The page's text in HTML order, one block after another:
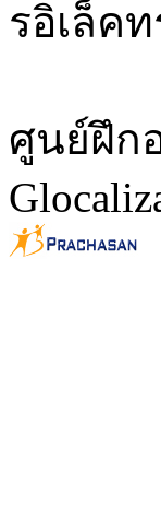
รอิเล็ค
ศูนย์ฝึก